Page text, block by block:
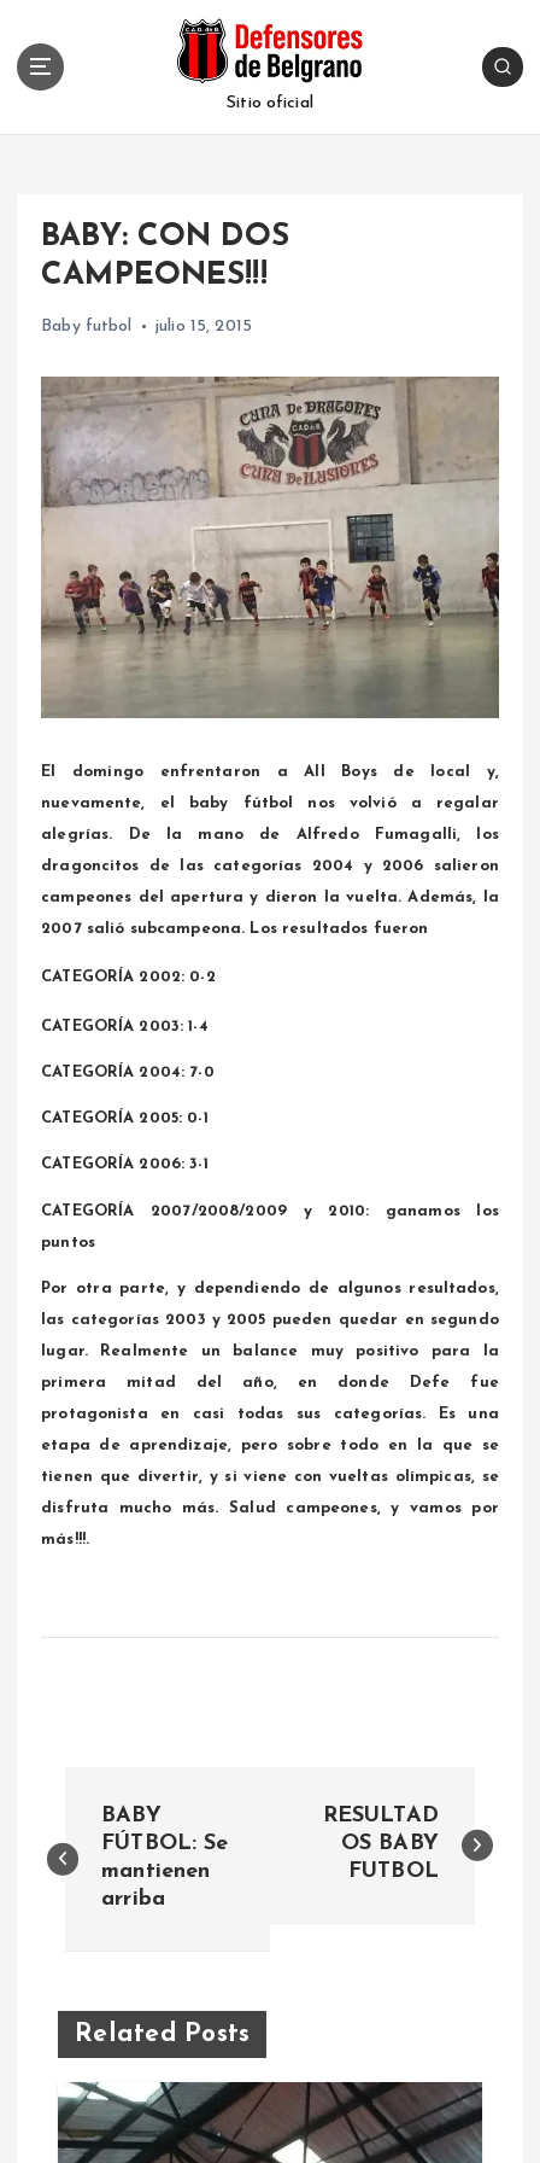
Sitio oficial
BABY: CON DOS
CAMPEONES!!!
Baby futbol julio 15, 2015
El domingo enfrentaron a All Boys de local y,
nuevamente, el baby fútbol nos volvió a regalar
alegrías. De la mano de Alfredo Fumagalli, los
dragoncitos de las categorías 2004 y 2006 salieron
campeones del apertura y dieron la vuelta. Además, la
2007 salió subcampeona. Los resultados fueron
CATEGORÍA 2002: 0-2
CATEGORÍA 2003: 1-4
CATEGORÍA 2004: 7-0
CATEGORÍA 2005: 0-1
CATEGORÍA 2006: 3-1
CATEGORÍA 2007/2008/2009 y 2010: ganamos los
puntos
Por otra parte, y dependiendo de algunos resultados,
las categorías 2003 y 2005 pueden quedar en segundo
lugar. Realmente un balance muy positivo para la
primera mitad del año, en donde Defe fue
protagonista en casi todas sus categorías. Es una
etapa de aprendizaje, pero sobre todo en la que se
tienen que divertir, y si viene con vueltas olímpicas, se
disfruta mucho más. Salud campeones, y vamos por
más!!!.
a
a
c
BABY
FÚTBOL: Se
mantienen
arriba
RESULTAD
OS BABY
FUTBOL
Related Posts